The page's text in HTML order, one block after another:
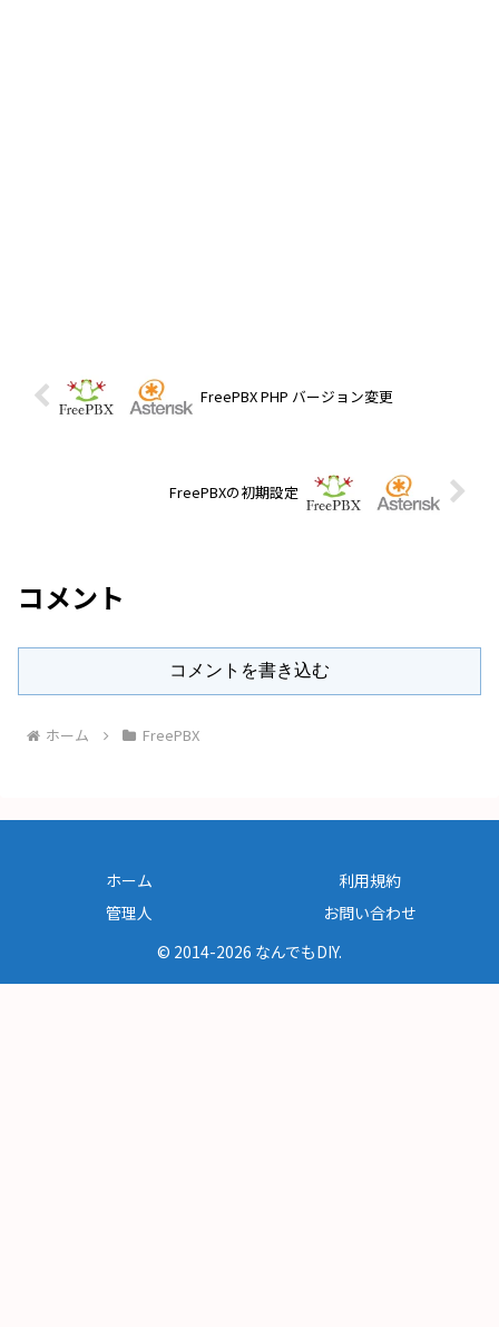
FreePBX PHP バージョン変更
FreePBXの初期設定
コメント
コメントを書き込む
ホーム FreePBX
ホーム
利用規約
管理人
お問い合わせ
© 2014-2026 なんでもDIY.